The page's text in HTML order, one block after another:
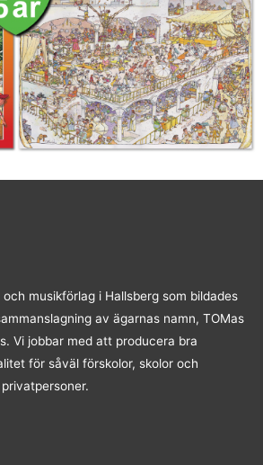
musikförlag i Hallsberg som bildades
av ägarnas namn, TOMas
Vi jobbar med att producera bra
för såväl förskolor, skolor och